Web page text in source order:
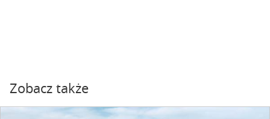
Zobacz także